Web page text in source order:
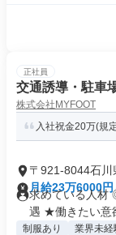
正社員
交通誘導・駐車
株式会社MYFOOT
入社祝金20万(規
〒921-8044石
月給23万6000
求めている人材
遇 ★働きたい意
制服あり 業界未経